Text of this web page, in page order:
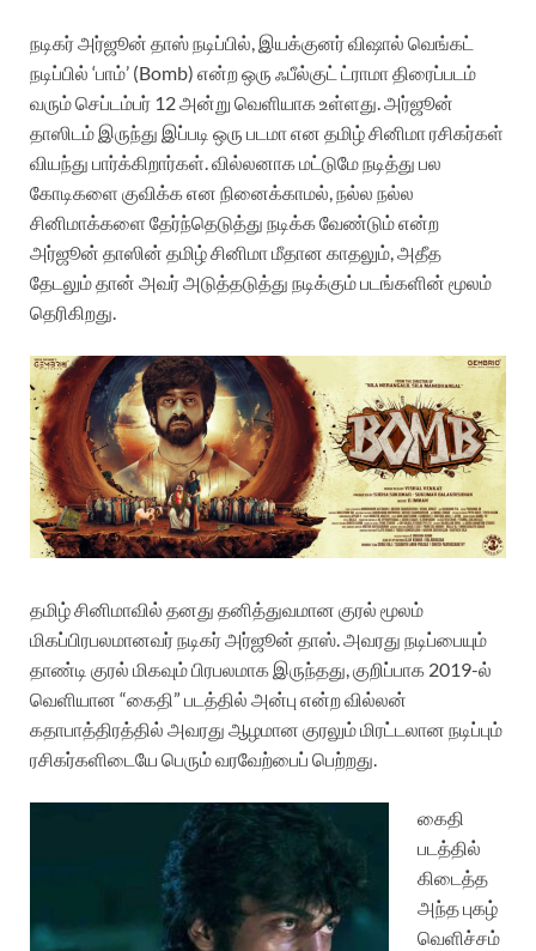
நடிகர் அர்ஜூன் தாஸ் நடிப்பில், இயக்குனர் விஷால் வெங்கட்
நடிப்பில் ‘பாம்’ (Bomb) என்ற ஒரு ஃபீல்குட் ட்ராமா திரைப்படம்
வரும் செப்டம்பர் 12 அன்று வெளியாக உள்ளது. அர்ஜூன்
தாஸிடம் இருந்து இப்படி ஒரு படமா என தமிழ் சினிமா ரசிகர்கள்
வியந்து பார்க்கிறார்கள். வில்லனாக மட்டுமே நடித்து பல
கோடிகளை குவிக்க என நினைக்காமல், நல்ல நல்ல
சினிமாக்களை தேர்ந்தெடுத்து நடிக்க வேண்டும் என்ற
அர்ஜூன் தாஸின் தமிழ் சினிமா மீதான காதலும், அதீத
தேடலும் தான் அவர் அடுத்தடுத்து நடிக்கும் படங்களின் மூலம்
தெரிகிறது.
தமிழ் சினிமாவில் தனது தனித்துவமான குரல் மூலம்
மிகப்பிரபலமானவர் நடிகர் அர்ஜூன் தாஸ். அவரது நடிப்பையும்
தாண்டி குரல் மிகவும் பிரபலமாக இருந்தது, குறிப்பாக 2019-ல்
வெளியான “கைதி” படத்தில் அன்பு என்ற வில்லன்
கதாபாத்திரத்தில் அவரது ஆழமான குரலும் மிரட்டலான நடிப்பும்
ரசிகர்களிடையே பெரும் வரவேற்பைப் பெற்றது.
கைதி
படத்தில்
கிடைத்த
அந்த புகழ்
வெளிச்சம்